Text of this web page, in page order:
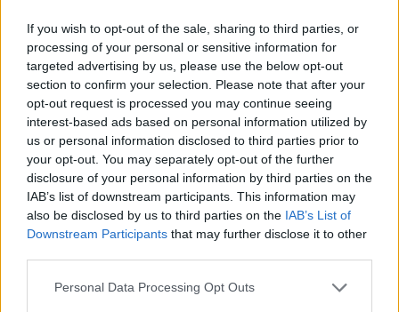
If you wish to opt-out of the sale, sharing to third parties, or
processing of your personal or sensitive information for
targeted advertising by us, please use the below opt-out
section to confirm your selection. Please note that after your
opt-out request is processed you may continue seeing
interest-based ads based on personal information utilized by
us or personal information disclosed to third parties prior to
your opt-out. You may separately opt-out of the further
disclosure of your personal information by third parties on the
IAB’s list of downstream participants. This information may
also be disclosed by us to third parties on the IAB’s List of
Downstream Participants that may further disclose it to other
Personal Data Processing Opt Outs
πιο δύσκολα. Τα κόστη ήταν πολύ μεγάλα, ενώ η
εταιρία είχε συσσωρεύσει μεγάλες οφειλές σε 13
ελληνικές και ξένες τράπεζες. Η συνεργασία με
τη Levi’s είχε διακοπεί.
Το 1996 οι πιστώτριες τράπεζες διέκοψαν τη
χρηματοδότησή και ένα χρόνο αργότερα η
εταιρεία τέθηκε σε καθεστώς εκκαθάρισης.
Το «άστρο» του ελληνικού Levi’s, ήταν
καταδικασμένο να σβήσει.